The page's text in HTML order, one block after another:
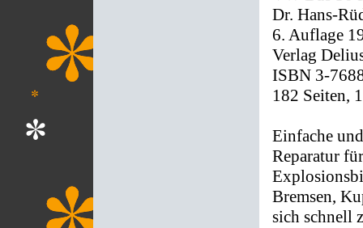
Dr. Hans-
6. Auflage
Verlag
ISBN 3-
182 Seiten,
Einfache
Reparatur
Bremsen,
sich schnell